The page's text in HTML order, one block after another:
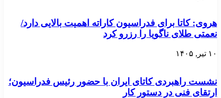
هروی: کاتا برای فدراسیون کاراته اهمیت بالایی دارد/
نعمتی طلای ناگویا را رزرو کرد
۱۰ تیر, ۱۴۰۵
نشست راهبردی کاتای ایران با حضور رئیس فدراسیون؛
ارتقای فنی در دستور کار